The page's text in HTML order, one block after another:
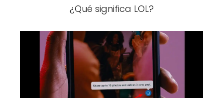
¿Qué significa LOL?